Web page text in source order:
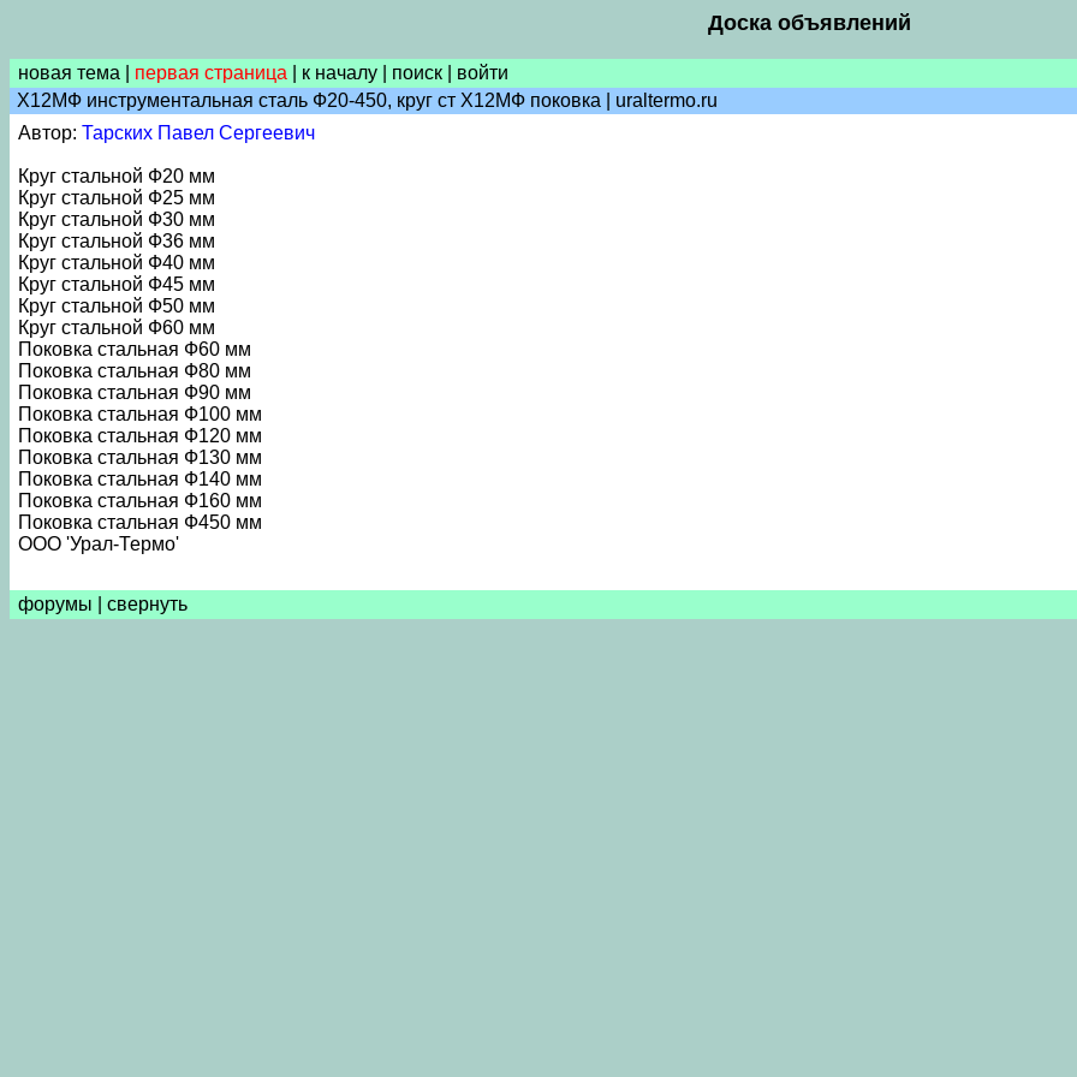
Доска объявлений
новая тема первая страница к началу поиск войти
Х12МФ инструментальная сталь Ф20-450, круг ст Х12МФ поковка | uraltermo.ru
Автор: Тарских Павел Сергеевич
Круг стальной Ф20 мм
Круг стальной Ф25 мм
Круг стальной Ф30 мм
Круг стальной Ф36 мм
Круг стальной Ф40 мм
Круг стальной Ф45 мм
Круг стальной Ф50 мм
Круг стальной Ф60 мм
Поковка стальная Ф60 мм
Поковка стальная Ф80 мм
Поковка стальная Ф90 мм
Поковка стальная Ф100 мм
Поковка стальная Ф120 мм
Поковка стальная Ф130 мм
Поковка стальная Ф140 мм
Поковка стальная Ф160 мм
Поковка стальная Ф450 мм
ООО 'Урал-Термо'
форумы свернуть